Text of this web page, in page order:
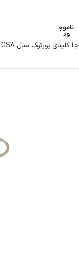
ناموج
ود
جا کلیدی پورتوک مدل GS8